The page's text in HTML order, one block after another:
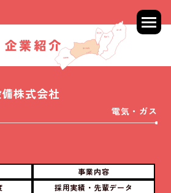
企業紹介
株式会社
電気・ガス
事業内容
採用実績・先輩データ